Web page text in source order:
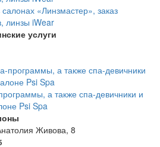
«Линзмастер», заказ
линзы iWear
услуги
а также спа-девичники и
Psi Spa
Живова, 8